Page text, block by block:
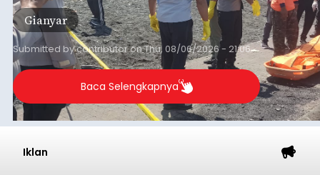
Gianyar
Submitted bycontributoronThu, 08/06/2026 - 21:06
Baca Selengkapnya
Iklan